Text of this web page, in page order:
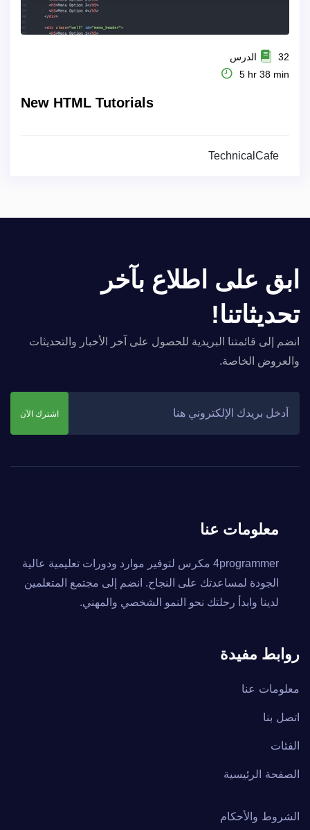
32 الدرس
5 hr 38 min
New HTML Tutorials
TechnicalCafe
ابق على اطلاع بآخر
تحديثاتنا!
انضم إلى قائمتنا البريدية للحصول على آخر الأخبار والتحديثات
والعروض الخاصة.
اشترك الآن
معلومات عنا
4programmer مكرس لتوفير موارد ودورات تعليمية عالية
الجودة لمساعدتك على النجاح. انضم إلى مجتمع المتعلمين
لدينا وابدأ رحلتك نحو النمو الشخصي والمهني.
روابط مفيدة
معلومات عنا
اتصل بنا
الفئات
الصفحة الرئيسية
الشروط والأحكام